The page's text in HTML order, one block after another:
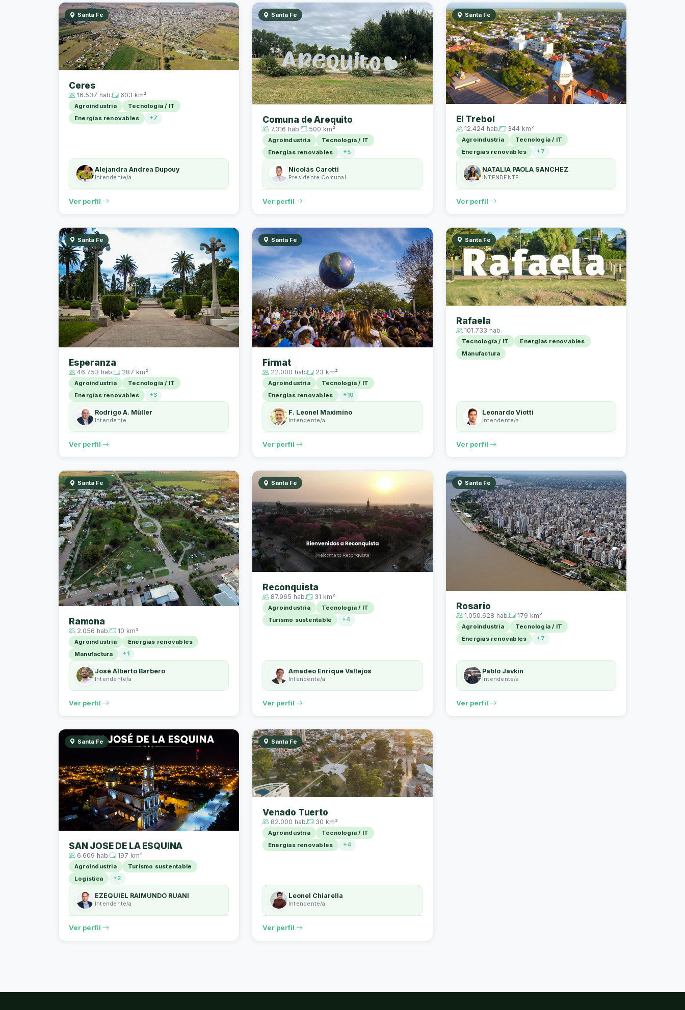
Santa Fe
Ceres
16.537 hab. 603 km²
Agroindustria
Tecnología / IT
Energías renovables
+7
Alejandra Andrea Dupouy
Intendente/a
Ver perfil
Santa Fe
Comuna de Arequito
7.316 hab. 500 km²
Agroindustria
Tecnología / IT
Energías renovables
+5
Nicolás Carotti
Presidente Comunal
Ver perfil
Santa Fe
El Trebol
12.424 hab. 344 km²
Agroindustria
Tecnología / IT
Energías renovables
+7
NATALIA PAOLA SANCHEZ
INTENDENTE
Ver perfil
Santa Fe
Esperanza
46.753 hab. 287 km²
Agroindustria
Tecnología / IT
Energías renovables
+3
Rodrigo A. Müller
Intendente
Ver perfil
Santa Fe
Firmat
22.000 hab. 23 km²
Agroindustria
Tecnología / IT
Energías renovables
+10
F. Leonel Maximino
Intendente/a
Ver perfil
Santa Fe
Rafaela
101.733 hab.
Tecnología / IT
Energías renovables
Manufactura
Leonardo Viotti
Intendente/a
Ver perfil
Santa Fe
Ramona
2.056 hab. 10 km²
Agroindustria
Energías renovables
Manufactura
+1
José Alberto Barbero
Intendente/a
Ver perfil
Santa Fe
Reconquista
87.965 hab. 31 km²
Agroindustria
Tecnología / IT
Turismo sustentable
+4
Amadeo Enrique Vallejos
Intendente/a
Ver perfil
Santa Fe
Rosario
1.050.628 hab. 179 km²
Agroindustria
Tecnología / IT
Energías renovables
+7
Pablo Javkin
Intendente/a
Ver perfil
Santa Fe
SAN JOSE DE LA ESQUINA
6.609 hab. 197 km²
Agroindustria
Turismo sustentable
Logística
+2
EZEQUIEL RAIMUNDO RUANI
Intendente/a
Ver perfil
Santa Fe
Venado Tuerto
82.000 hab. 30 km²
Agroindustria
Tecnología / IT
Energías renovables
+4
Leonel Chiarella
Intendente/a
Ver perfil